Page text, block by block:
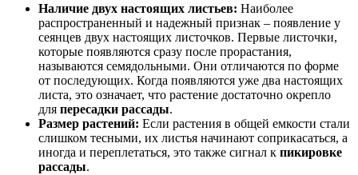
Наличие двух настоящих листьев: Наиболее
распространенный и надежный признак – появление у
сеянцев двух настоящих листочков. Первые листочки,
которые появляются сразу после прорастания,
называются семядольными. Они отличаются по форме
от последующих. Когда появляются уже два настоящих
листа, это означает, что растение достаточно окрепло
для пересадки рассады.
Размер растений: Если растения в общей емкости стали
слишком тесными, их листья начинают соприкасаться, а
иногда и переплетаться, это также сигнал к пикировке
рассады.